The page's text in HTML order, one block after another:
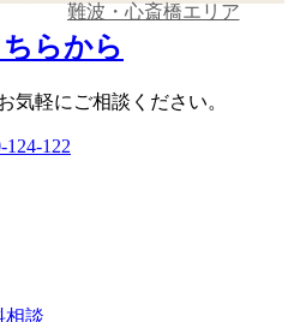
難波・心斎橋エリア
完全ガイド
らから
気軽にご相談ください。
相談